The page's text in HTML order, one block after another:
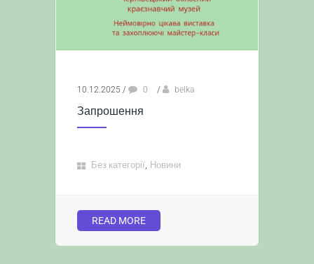
10.12.2025 / 0 / belka
Запрошення
Без категорії, Новини
READ MORE